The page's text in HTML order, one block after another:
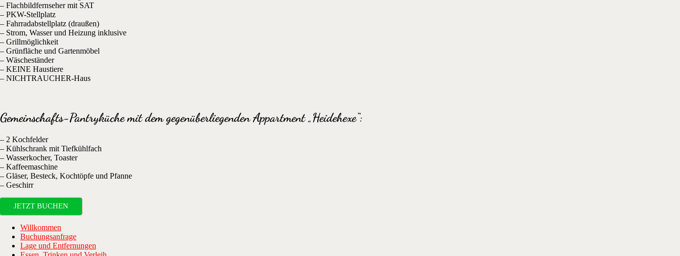
– Flachbildfernseher mit SAT
– PKW-Stellplatz
– Fahrradabstellplatz (draußen)
– Strom, Wasser und Heizung inklusive
– Grillmöglichkeit
– Grünfläche und Gartenmöbel
– Wäscheständer
– KEINE Haustiere
– NICHTRAUCHER-Haus
Gemeinschafts-Pantryküche mit dem gegenüberliegenden Appartment „Heidehexe“:
– 2 Kochfelder
– Kühlschrank mit Tiefkühlfach
– Wasserkocher, Toaster
– Kaffeemaschine
– Gläser, Besteck, Kochtöpfe und Pfanne
– Geschirr
JETZT BUCHEN
Willkommen
Buchungsanfrage
Lage und Entfernungen